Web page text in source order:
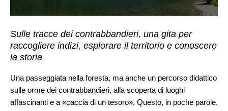
Sulle tracce dei contrabbandieri, una gita per
raccogliere indizi, esplorare il territorio e conoscere
la storia
Una passeggiata nella foresta, ma anche un percorso didattico
sulle orme dei contrabbandieri, alla scoperta di luoghi
affascinanti e a «caccia di un tesoro». Questo, in poche parole,